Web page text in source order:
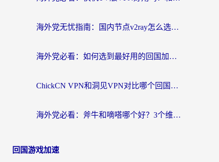
海外党无忧指南：国内节点v2ray怎么选？一键回国VPN+多场景实测帮你避坑
海外党必看：如何选到最好用的回国加速器？从节点到售后的全维度指南
ChickCN VPN和洞见VPN对比哪个回国效果更好？海外党亲测3款加速器+避坑指南
海外党必看：斧牛和嘀嗒哪个好？3个维度教你选对回国加速器
回国游戏加速